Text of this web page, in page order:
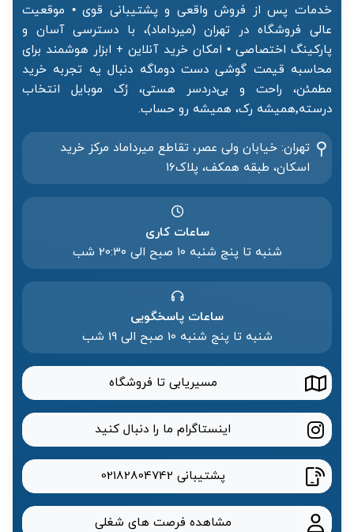
خدمات پس از فروش واقعی و پشتیبانی قوی • موقعیت
عالی فروشگاه در تهران (میرداماد)، با دسترسی آسان و
پارکینگ اختصاصی • امکان خرید آنلاین + ابزار هوشمند برای
محاسبه قیمت گوشی دست دوماگه دنبال یه تجربه خرید
مطمئن، راحت و بی‌دردسر هستی، رُک موبایل انتخاب
درسته٬همیشه رک، همیشه رو حساب.
تهران: خیابان ولی عصر، تقاطع میرداماد مرکز خرید‌
اسکان، طبقه همکف، پلاک۱۶
ساعات کاری
شنبه تا پنج شنبه ۱۰ صبح الی 20:۳۰ شب
ساعات پاسخگویی
شنبه تا پنج شنبه 10 صبح الی 19 شب
مسیریابی تا فروشگاه
اینستاگرام ما را دنبال کنید
پشتیبانی 02182804742
مشاهده فرصت های شغلی